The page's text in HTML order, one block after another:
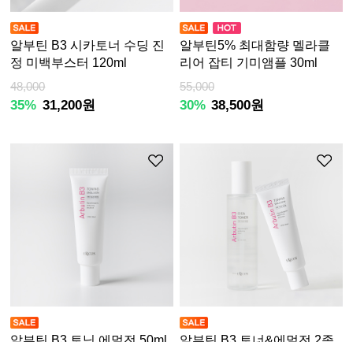
알부틴 B3 시카토너 수딩 진
정 미백부스터 120ml
48,000
35% 31,200원
알부틴5% 최대함량 멜라클
리어 잡티 기미앰플 30ml
55,000
30% 38,500원